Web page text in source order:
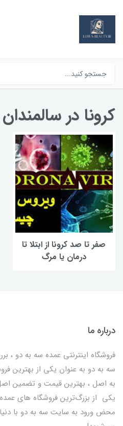
کرونا در سالمندان
صفر تا صد کرونا از ابتلا تا
درمان یا مرگ
درباره ما
فروشگاه اینترنتی عمده سه به دو ،
سه به دو به عنوان یکی از بهترين
به اصل ، بهترين قيمت و تضمین
يكي از بزرگ‌ترين فروشگاه هاي عمده
محض ورود به سایت سه به دو با